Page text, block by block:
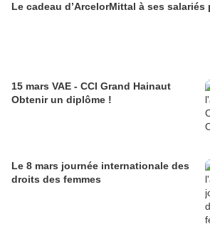
Le cadeau d’ArcelorMittal à ses salariés
15 mars VAE - CCI Grand Hainaut
Obtenir un diplôme !
Le 8 mars journée internationale des
droits des femmes